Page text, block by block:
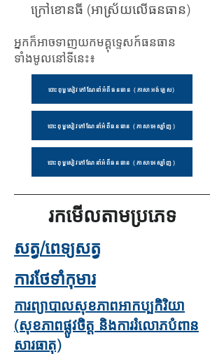
ក្រៅខោនធី (អាស្រ័យលើធនធាន)
អ្នកក៏អាចទាញយកមគ្គុទ្ទេសក៍ធនធាន
ទាំងមូលនៅទីនេះ៖
បោះពុម្ពសៀវភៅណែនាំអំពីធនធាន (ភាសាអង់គ្លេស)
បោះពុម្ពសៀវភៅណែនាំអំពីធនធាន (ភាសាអេស្ប៉ាញ)
បោះពុម្ពសៀវភៅណែនាំអំពីធនធាន (ភាសាអេស្ប៉ាញ)
រកមើលតាមប្រភេទ
សត្វ/ពេទ្យសត្វ
ការថែទាំកុមារ
ការព្យាបាលសុខភាពអាកប្បកិរិយា
(សុខភាពផ្លូវចិត្ត និងការរំលោភបំពាន
សារធាតុ)